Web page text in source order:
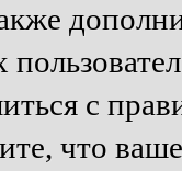
с
что